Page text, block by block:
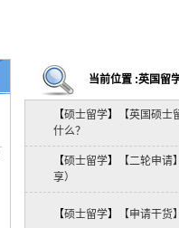
当前位置 :英国留
【硕士留学】
【英国硕
什么？
【硕士留学】
【二轮申
享）
【硕士留学】 【申请干